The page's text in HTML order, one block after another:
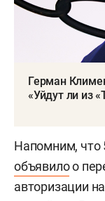
Герман
«Уйдут ли из
Напомним, что
объявилоо
авторизации